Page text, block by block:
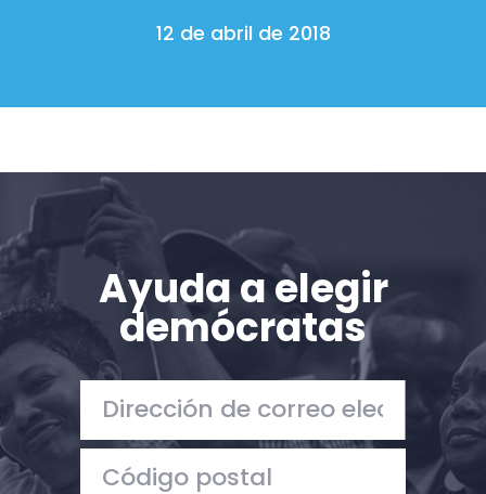
Pulse
12 de abril de 2018
Ayuda a elegir
demócratas